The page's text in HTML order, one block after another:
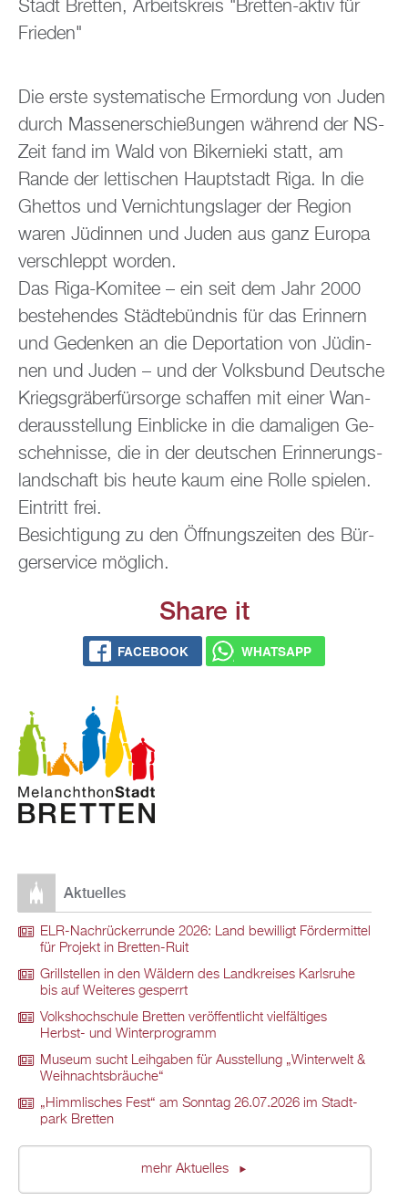
Stadt Brett­en, Ar­beits­kreis "Brett­en-aktiv für
Frie­den"
Die erste sys­te­ma­ti­sche Er­mor­dung von Juden
durch Mas­sen­er­schie­ßun­gen wäh­rend der NS-
Zeit fand im Wald von Bi­ker­nie­ki statt, am
Rande der let­ti­schen Haupt­stadt Riga. In die
Ghet­tos und Ver­nich­tungs­la­ger der Re­gi­on
waren Jü­din­nen und Juden aus ganz Eu­ro­pa
ver­schleppt wor­den.
Das Riga-Ko­mi­tee – ein seit dem Jahr 2000
be­stehen­des Städ­te­bünd­nis für das Er­in­nern
und Ge­den­ken an die De­por­ta­ti­on von Jü­din­
nen und Juden – und der Volks­bund Deut­sche
Kriegs­grä­ber­für­sor­ge schaf­fen mit einer Wan­
der­aus­stel­lung Ein­bli­cke in die da­ma­li­gen Ge­
scheh­nis­se, die in der deut­schen Er­in­ne­rungs­
land­schaft bis heute kaum eine Rolle spie­len.
Ein­tritt frei.
Be­sich­ti­gung zu den Öff­nungs­zei­ten des Bür­
ger­ser­vice mög­lich.
Share it
FACE­BOOK WHATS­APP
Ak­tu­el­les
ELR-Nach­rü­ck­er­run­de 2026: Land be­wil­ligt För­der­mit­tel
für Pro­jekt in Brett­en-Ruit
Grill­stel­len in den Wäl­dern des Land­krei­ses Karls­ru­he
bis auf Wei­te­res ge­sperrt
Volks­hoch­schu­le Brett­en ver­öf­fent­licht viel­fäl­ti­ges
Herbst- und Win­ter­pro­gramm
Mu­se­um sucht Leih­ga­ben für Aus­stel­lung „Win­ter­welt &
Weih­nachts­bräu­che“
„Himm­li­sches Fest“ am Sonn­tag 26.07.2026 im Stadt­
park Brett­en
mehr Ak­tu­el­les